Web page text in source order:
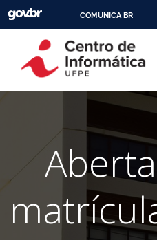
COMUNICA BR